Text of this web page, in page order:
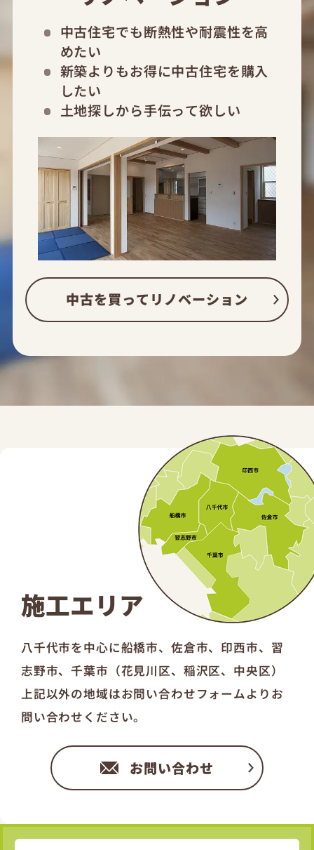
中古住宅でも断熱性や耐震性を高
めたい
新築よりもお得に中古住宅を購入
したい
土地探しから手伝って欲しい
中古を買ってリノベーション
施工エリア
八千代市を中心に船橋市、佐倉市、印西市、習
志野市、千葉市（花見川区、稲沢区、中央区）
上記以外の地域はお問い合わせフォームよりお
問い合わせください。
お問い合わせ